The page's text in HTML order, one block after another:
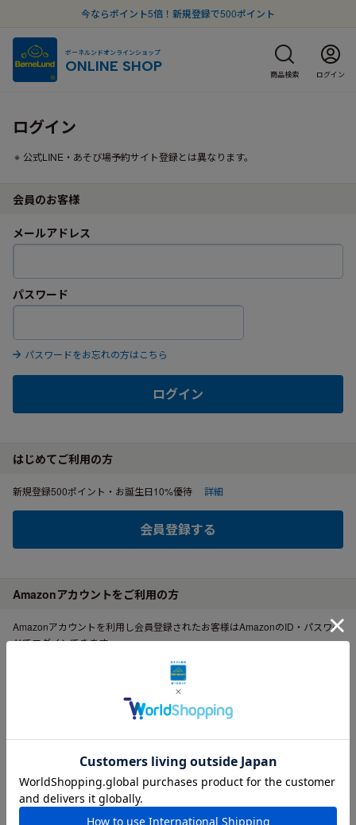
今ならポイント5倍！新規登録で500ポイント
ボーネルンドオンラインショップ
ONLINE SHOP 商品検索 ログイン
ログイン
公式LINE・あそび場予約サイト登録とは異なります。
会員のお客様
メールアドレス
パスワード
パスワードをお忘れの方はこちら
ログイン
はじめてご利用の方
新規登録500ポイント・お誕生日10%優待 詳細
会員登録する
Amazonアカウントをご利用の方
Amazonアカウントを利用し会員登録されたお客様はAmazonのID・パスワー
ドでログインできます。